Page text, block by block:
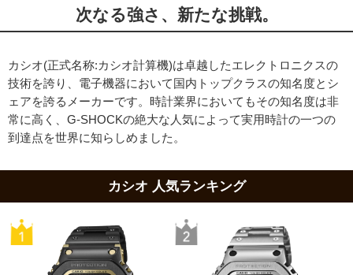
次なる強さ、新たな挑戦。
カシオ(正式名称:カシオ計算機)は卓越したエレクトロニクスの
技術を誇り、電子機器において国内トップクラスの知名度とシ
ェアを誇るメーカーです。時計業界においてもその知名度は非
常に高く、G-SHOCKの絶大な人気によって実用時計の一つの
到達点を世界に知らしめました。
カシオ 人気ランキング